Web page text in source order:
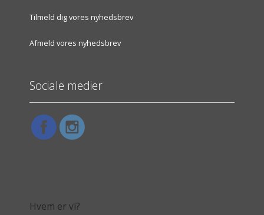
Tilmeld dig vores nyhedsbrev
Afmeld vores nyhedsbrev
Sociale medier
Hvem er vi?